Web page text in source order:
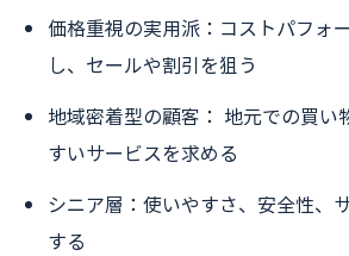
価格重視の実用派：コストパフォ
し、セールや割引を狙う
地域密着型の顧客： 地元での買い
すいサービスを求める
シニア層：使いやすさ、安全性、
する